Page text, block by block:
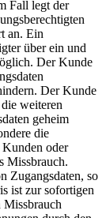
Fall legt der
an. Ein
über ein und
Der Kunde
Der Kunde
weiteren
geheim
die
Kunden oder
Missbrauch.
Zugangsdaten, so
ist zur sofortigen
Missbrauch